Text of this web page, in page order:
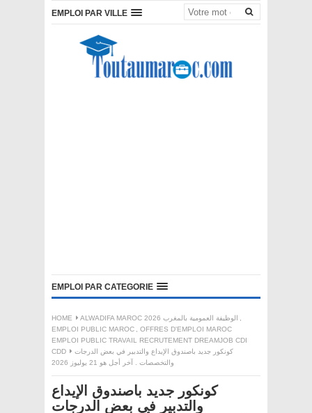
EMPLOI PAR VILLE
EMPLOI PAR CATEGORIE
HOME ALWADIFA MAROC 2026 الوظيفة العمومية بالمغرب
,
EMPLOI PUBLIC MAROC , OFFRES D'EMPLOI MAROC
EMPLOI PUBLIC TRAVAIL RECRUTEMENT DREAMJOB CDI
CDD
كونكور جديد باصندوق الإيداع والتدبير في بعض الدرجات
والتخصصات . آخر أجل هو 21 يوليوز 2026
كونكور جديد باصندوق الإيداع
والتدبير في بعض الدرجات